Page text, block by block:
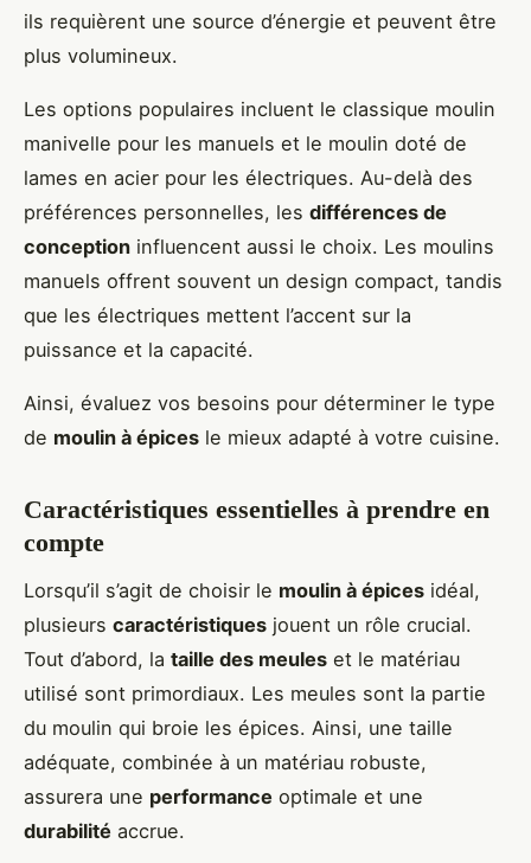
ils requièrent une source d’énergie et peuvent être
plus volumineux.
Les options populaires incluent le classique moulin
manivelle pour les manuels et le moulin doté de
lames en acier pour les électriques. Au-delà des
préférences personnelles, les différences de
conception influencent aussi le choix. Les moulins
manuels offrent souvent un design compact, tandis
que les électriques mettent l’accent sur la
puissance et la capacité.
Ainsi, évaluez vos besoins pour déterminer le type
de moulin à épices le mieux adapté à votre cuisine.
Caractéristiques essentielles à prendre en
compte
Lorsqu’il s’agit de choisir le moulin à épices idéal,
plusieurs caractéristiques jouent un rôle crucial.
Tout d’abord, la taille des meules et le matériau
utilisé sont primordiaux. Les meules sont la partie
du moulin qui broie les épices. Ainsi, une taille
adéquate, combinée à un matériau robuste,
assurera une performance optimale et une
durabilité accrue.